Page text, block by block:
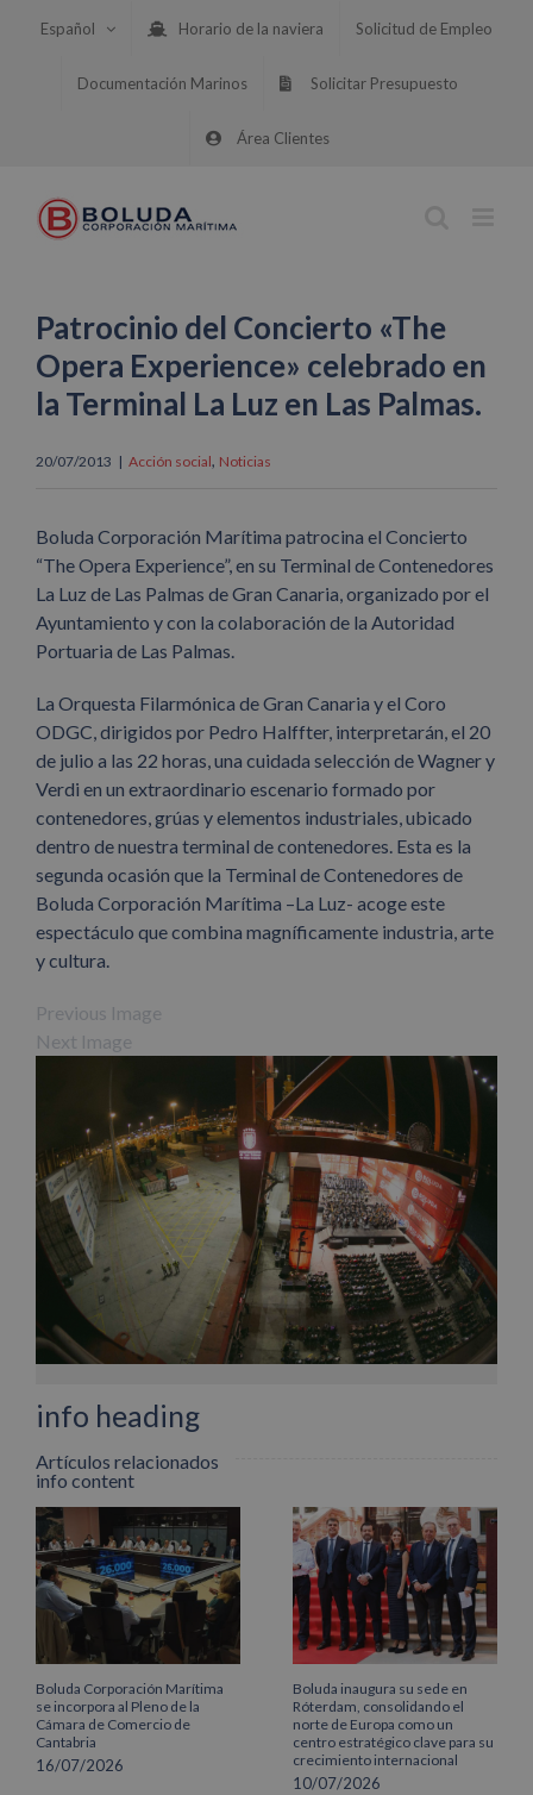
Español Horario de la naviera Solicitud de Empleo
Documentación Marinos Solicitar Presupuesto
Área Clientes
Patrocinio del Concierto «The
Opera Experience» celebrado en
la Terminal La Luz en Las Palmas.
20/07/2013 | Acción social, Noticias
Boluda Corporación Marítima patrocina el Concierto
“The Opera Experience”, en su Terminal de Contenedores
La Luz de Las Palmas de Gran Canaria, organizado por el
Ayuntamiento y con la colaboración de la Autoridad
Portuaria de Las Palmas.
La Orquesta Filarmónica de Gran Canaria y el Coro
ODGC, dirigidos por Pedro Halffter, interpretarán, el 20
de julio a las 22 horas, una cuidada selección de Wagner y
Verdi en un extraordinario escenario formado por
contenedores, grúas y elementos industriales, ubicado
dentro de nuestra terminal de contenedores. Esta es la
segunda ocasión que la Terminal de Contenedores de
Boluda Corporación Marítima –La Luz- acoge este
espectáculo que combina magníficamente industria, arte
y cultura.
Previous Image
Next Image
info heading
info content
Facebook LinkedInWhatsApp
PinterestCorreo
electrónico
Artículos relacionados
Boluda Corporación Marítima
se incorpora al Pleno de la
Cámara de Comercio de
Cantabria
16/07/2026
Boluda inaugura su sede en
Róterdam, consolidando el
norte de Europa como un
centro estratégico clave para su
crecimiento internacional
10/07/2026